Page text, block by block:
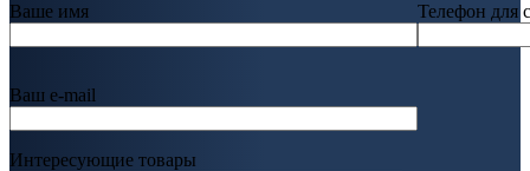
Ваше имя Телефон для
Ваш e-mail
Интересующие товары